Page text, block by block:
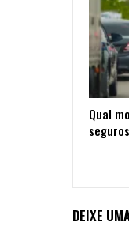
Qual
DEIXE